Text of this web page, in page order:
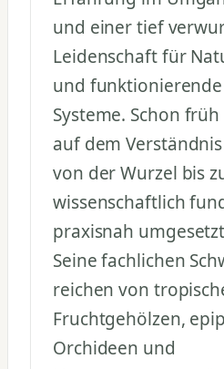
und einer tief
Leidenschaft für
und
Systeme. Schon
auf dem
von der Wurzel bis
wissenschaftlich
praxisnah
Seine fachlichen
reichen von
Fruchtgehölzen,
Orchideen und